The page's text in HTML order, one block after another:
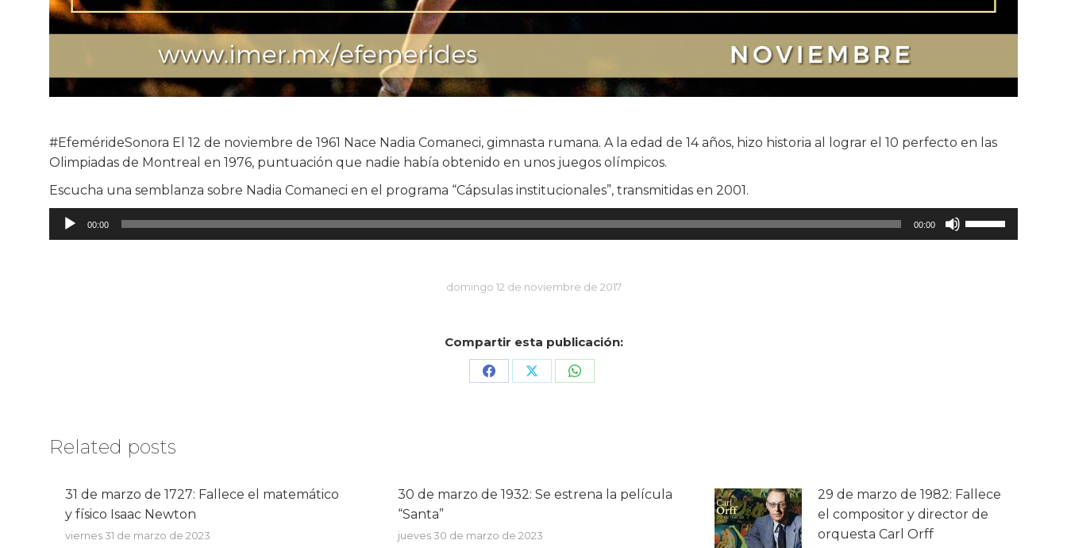
#EfemérideSonora El 12 de noviembre de 1961 Nace Nadia Comaneci, gimnasta rumana. A la edad de 14 años, hizo historia al lograr el 10 perfecto en las
Olimpiadas de Montreal en 1976, puntuación que nadie había obtenido en unos juegos olímpicos.
Escucha una semblanza sobre Nadia Comaneci en el programa “Cápsulas institucionales”, transmitidas en 2001.
Reproductor
de
00:00 00:00
las
domingo 12 de noviembre de 2017
Compartir esta publicación:
Share Share Share
Related posts
31 de marzo de 1727: Fallece el matemático
y físico Isaac Newton
viernes 31 de marzo de 2023
30 de marzo de 1932: Se estrena la película
“Santa”
jueves 30 de marzo de 2023
29 de marzo de 1982: Fallece
el compositor y director de
orquesta Carl Orff